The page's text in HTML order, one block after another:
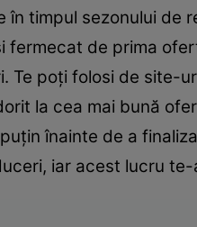
timpul sezonului
fermecat de prima
Te poți folosi de site-
la cea mai bună
înainte de a
iar acest lucru